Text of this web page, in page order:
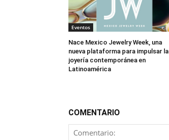
Eventos
Nace Mexico Jewelry Week, una
nueva plataforma para impulsar la
joyería contemporánea en
Latinoamérica
COMENTARIO